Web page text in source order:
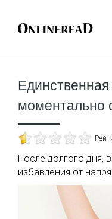
Единственная
моментально
После долгого дня,
избавления от